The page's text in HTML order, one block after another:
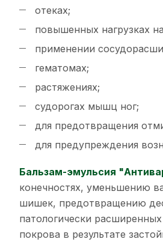
отеках;
повышенных нагрузках
применении
гематомах;
растяжениях;
судорогах мышц ног;
для предотвращения
для предупреждения
Бальзам-эмульсия
конечностях, уменьшению
шишек, предотвращению
патологически
покрова в результате